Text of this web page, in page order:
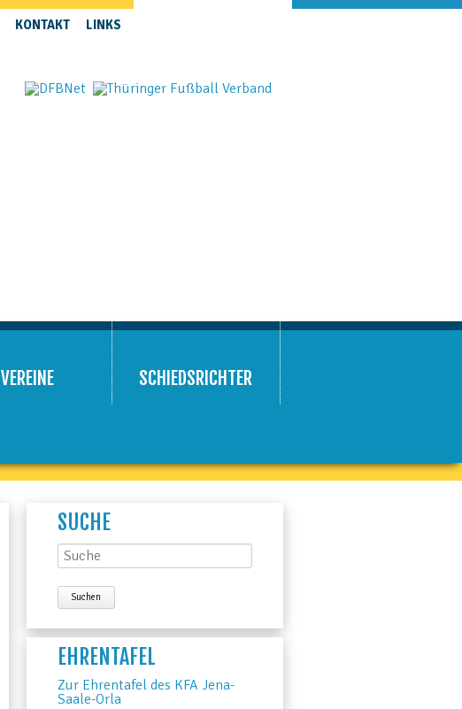
NAVIGATION
KONTAKT LINKS
VEREINE SCHIEDSRICHTER
SUCHE
EHRENTAFEL
Zur Ehrentafel des KFA Jena-
Saale-Orla